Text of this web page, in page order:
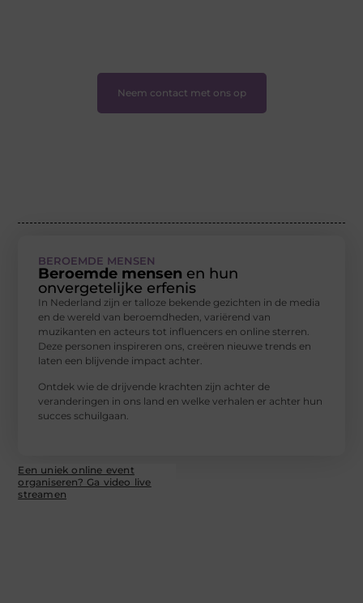
Neem contact met ons op
BEROEMDE MENSEN
Beroemde mensen en hun
onvergetelijke erfenis
In Nederland zijn er talloze bekende gezichten in de media
en de wereld van beroemdheden, variërend van
muzikanten en acteurs tot influencers en online sterren.
Deze personen inspireren ons, creëren nieuwe trends en
laten een blijvende impact achter.
Ontdek wie de drijvende krachten zijn achter de
veranderingen in ons land en welke verhalen er achter hun
succes schuilgaan.
Een uniek online event
organiseren? Ga video live
streamen